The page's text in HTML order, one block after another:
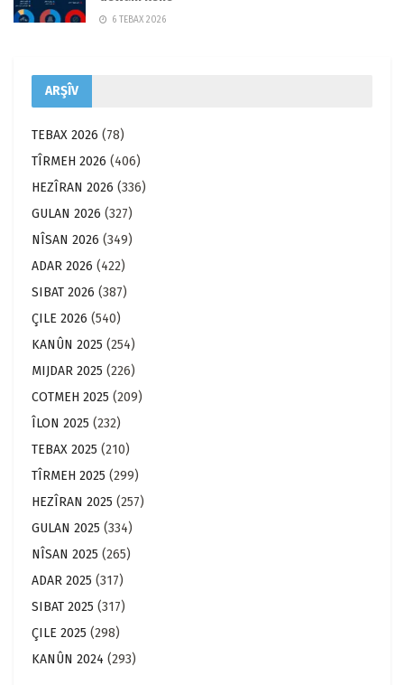
6 TEBAX 2026
ARŞÎV
TEBAX 2026 (78)
TÎRMEH 2026 (406)
HEZÎRAN 2026 (336)
GULAN 2026 (327)
NÎSAN 2026 (349)
ADAR 2026 (422)
SIBAT 2026 (387)
ÇILE 2026 (540)
KANÛN 2025 (254)
MIJDAR 2025 (226)
COTMEH 2025 (209)
ÎLON 2025 (232)
TEBAX 2025 (210)
TÎRMEH 2025 (299)
HEZÎRAN 2025 (257)
GULAN 2025 (334)
NÎSAN 2025 (265)
ADAR 2025 (317)
SIBAT 2025 (317)
ÇILE 2025 (298)
KANÛN 2024 (293)